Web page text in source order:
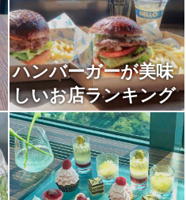
ハンバーガーが美味
しいお店ランキング